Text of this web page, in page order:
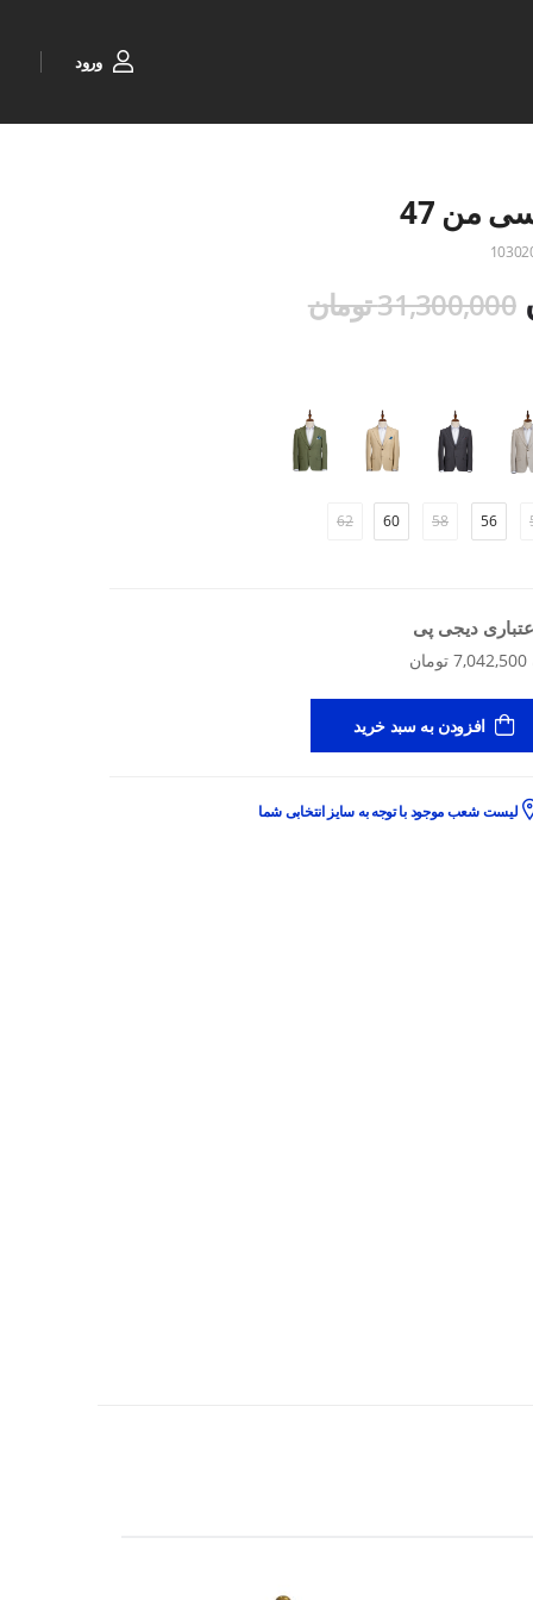
ورود
من 47
31,300,000 تومان
56
58
60
62
دیجی پی
افزودن به سبد خرید
لیست شعب موجود با توجه به سایز انتخابی شما